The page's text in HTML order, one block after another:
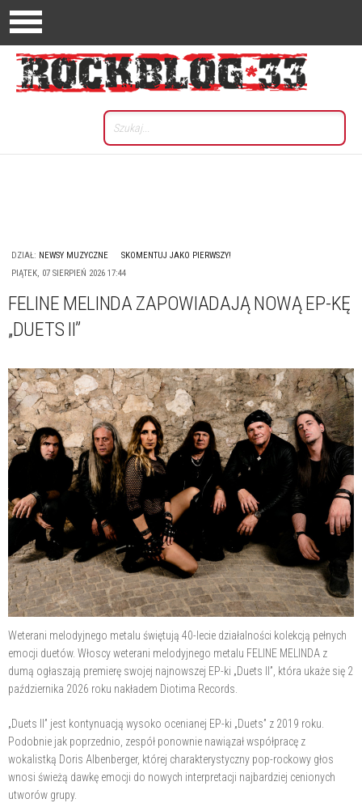
DZIAŁ: NEWSY MUZYCZNE
SKOMENTUJ JAKO PIERWSZY!
PIĄTEK, 07 SIERPIEŃ 2026 17:44
FELINE MELINDA ZAPOWIADAJĄ NOWĄ EP-KĘ
„DUETS II”
Weterani melodyjnego metalu świętują 40-lecie działalności kolekcją pełnych
emocji duetów. Włoscy weterani melodyjnego metalu FELINE MELINDA z
dumą ogłaszają premierę swojej najnowszej EP-ki „Duets II”, która ukaże się 2
października 2026 roku nakładem Diotima Records.
„Duets II” jest kontynuacją wysoko ocenianej EP-ki „Duets” z 2019 roku.
Podobnie jak poprzednio, zespół ponownie nawiązał współpracę z
wokalistką Doris Albenberger, której charakterystyczny pop-rockowy głos
wnosi świeżą dawkę emocji do nowych interpretacji najbardziej cenionych
utworów grupy.